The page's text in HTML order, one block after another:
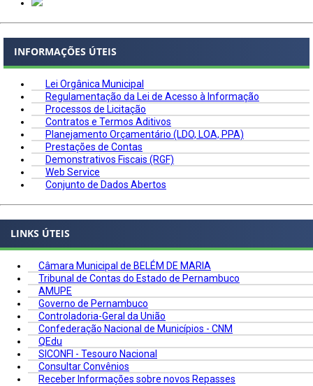
INFORMAÇÕES ÚTEIS
Lei Orgânica Municipal
Regulamentação da Lei de Acesso à Informação
Processos de Licitação
Contratos e Termos Aditivos
Planejamento Orçamentário (LDO, LOA, PPA)
Prestações de Contas
Demonstrativos Fiscais (RGF)
Web Service
Conjunto de Dados Abertos
LINKS ÚTEIS
Câmara Municipal de BELÉM DE MARIA
Tribunal de Contas do Estado de Pernambuco
AMUPE
Governo de Pernambuco
Controladoria-Geral da União
Confederação Nacional de Municípios - CNM
QEdu
SICONFI - Tesouro Nacional
Consultar Convênios
Receber Informações sobre novos Repasses